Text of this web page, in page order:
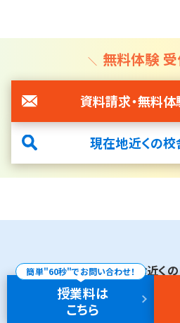
無料体験 受
現在地近くの
資料請求・無料体
授業料は
こちら
簡単"60秒"でお問い合わせ！ お近くの
湘南ゼミナ